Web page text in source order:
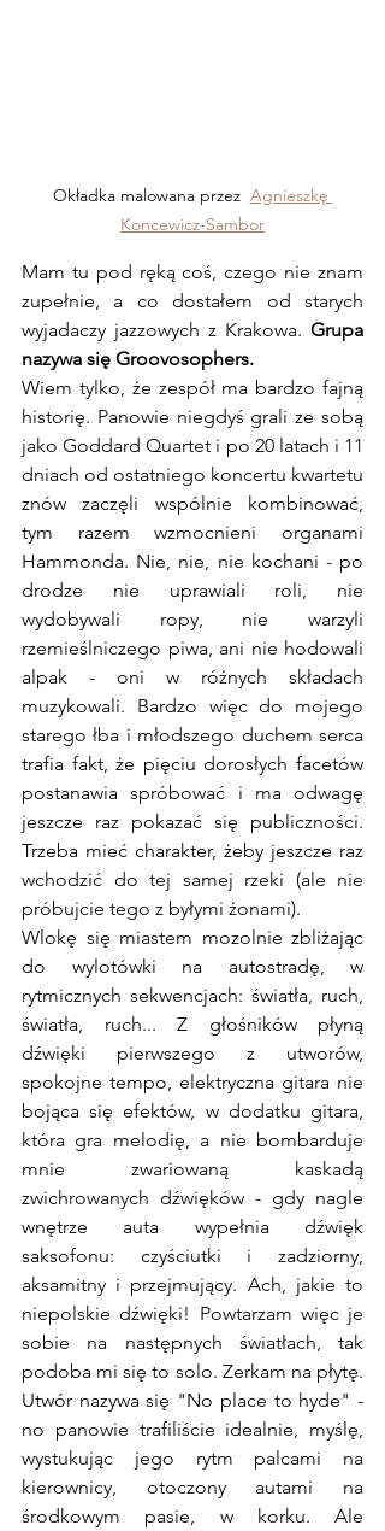
Okładka malowana przez Agnieszkę
Koncewicz-Sambor
Mam tu pod ręką coś, czego nie znam
zupełnie, a co dostałem od starych
wyjadaczy jazzowych z Krakowa. Grupa
nazywa się Groovosophers.
Wiem tylko, że zespół ma bardzo fajną
historię. Panowie niegdyś grali ze sobą
jako Goddard Quartet i po 20 latach i 11
dniach od ostatniego koncertu kwartetu
znów zaczęli wspólnie kombinować,
tym razem wzmocnieni organami
Hammonda. Nie, nie, nie kochani - po
drodze nie uprawiali roli, nie
wydobywali ropy, nie warzyli
rzemieślniczego piwa, ani nie hodowali
alpak - oni w różnych składach
muzykowali. Bardzo więc do mojego
starego łba i młodszego duchem serca
trafia fakt, że pięciu dorosłych facetów
postanawia spróbować i ma odwagę
jeszcze raz pokazać się publiczności.
Trzeba mieć charakter, żeby jeszcze raz
wchodzić do tej samej rzeki (ale nie
próbujcie tego z byłymi żonami).
Wlokę się miastem mozolnie zbliżając
do wylotówki na autostradę, w
rytmicznych sekwencjach: światła, ruch,
światła, ruch... Z głośników płyną
dźwięki pierwszego z utworów,
spokojne tempo, elektryczna gitara nie
bojąca się efektów, w dodatku gitara,
która gra melodię, a nie bombarduje
mnie zwariowaną kaskadą
zwichrowanych dźwięków - gdy nagle
wnętrze auta wypełnia dźwięk
saksofonu: czyściutki i zadziorny,
aksamitny i przejmujący. Ach, jakie to
niepolskie dźwięki! Powtarzam więc je
sobie na następnych światłach, tak
podoba mi się to solo. Zerkam na płytę.
Utwór nazywa się "No place to hyde" -
no panowie trafiliście idealnie, myślę,
wystukując jego rytm palcami na
kierownicy, otoczony autami na
środkowym pasie, w korku. Ale